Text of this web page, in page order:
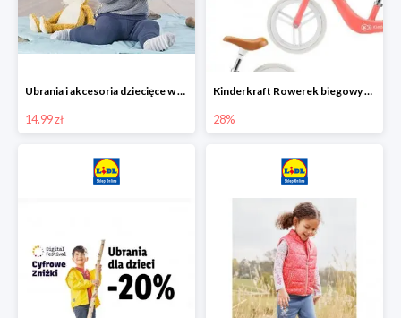
Ubrania i akcesoria dziecięce w Lidlu Online od 14,99 zł
14.99 zł
Kinderkraft Rowerek biegowy Fly
28%